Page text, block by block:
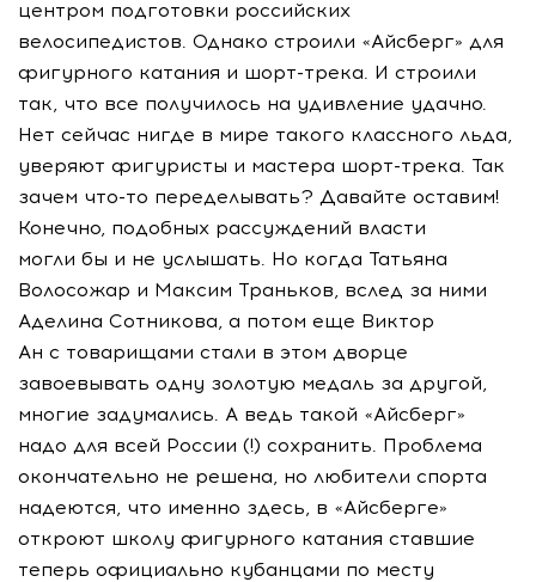
центром подготовки российских
велосипедистов. Однако строили «Айсберг» для
фигурного катания и шорт-трека. И строили
так, что все получилось на удивление удачно.
Нет сейчас нигде в мире такого классного льда,
уверяют фигуристы и мастера шорт-трека. Так
зачем что-то переделывать? Давайте оставим!
Конечно, подобных рассуждений власти
могли бы и не услышать. Но когда Татьяна
Волосожар и Максим Траньков, вслед за ними
Аделина Сотникова, а потом еще Виктор
Ан с товарищами стали в этом дворце
завоевывать одну золотую медаль за другой,
многие задумались. А ведь такой «Айсберг»
надо для всей России (!) сохранить. Проблема
окончательно не решена, но любители спорта
надеются, что именно здесь, в «Айсберге»
откроют школу фигурного катания ставшие
теперь официально кубанцами по месту